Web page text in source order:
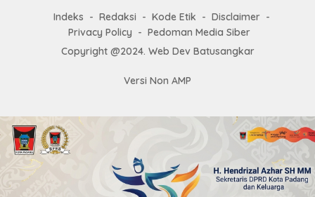
Indeks Redaksi Kode Etik
Disclaimer
Privacy Policy
Pedoman Media Siber
Copyright @2024. Web Dev Batusangkar
Versi Non AMP